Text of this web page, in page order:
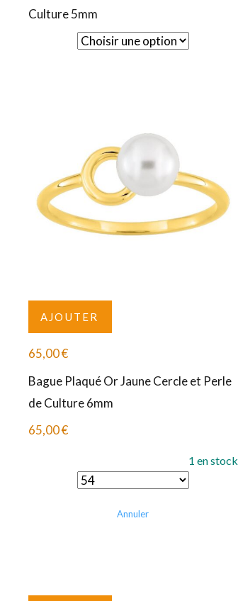
Culture 5mm
AJOUTER
65,00€
Bague Plaqué Or Jaune Cercle et Perle
de Culture 6mm
65,00€
1 en stock
Annuler